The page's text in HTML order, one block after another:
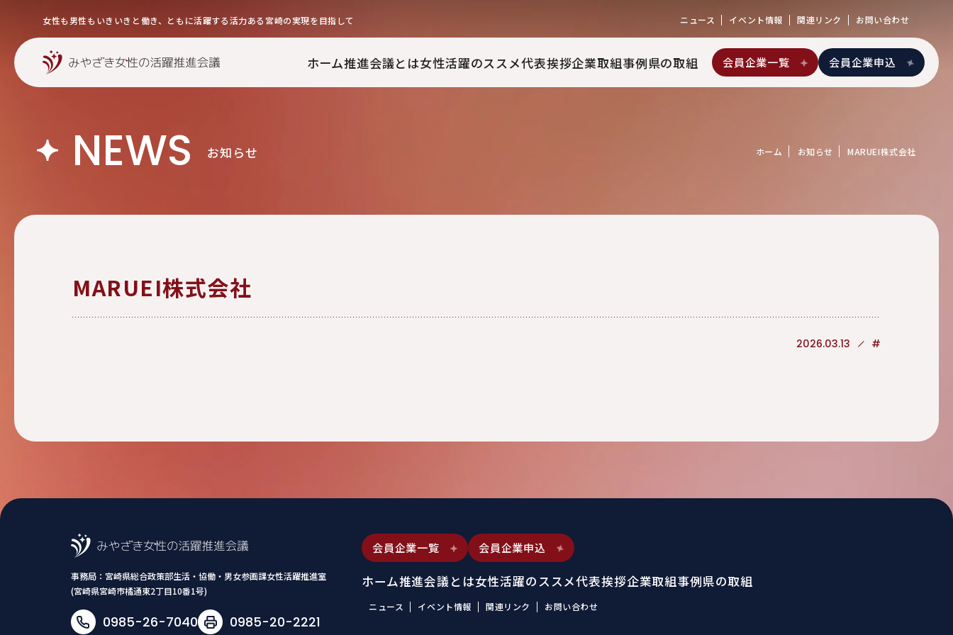
女性も男性もいきいきと働き、ともに活躍する活力ある宮崎の実現を目指して ニュース イベント情報 関連リンク お問い合わせ
会員企業一覧 会員企業申込
ホーム推進会議とは女性活躍のススメ代表挨拶企業取組事例県の取組
NEWS お知らせ ホーム お知らせ MARUEI株式会社
MARUEI株式会社
2026.03.13 #
事務局： 宮崎県総合政策部生活・協働・男女参画課女性活躍推進室
(宮崎県宮崎市橘通東2丁目10番1号)
0985-26-7040 0985-20-2221
会員企業一覧 会員企業申込
ホーム推進会議とは女性活躍のススメ代表挨拶企業取組事例県の取組
ニュース イベント情報 関連リンク お問い合わせ